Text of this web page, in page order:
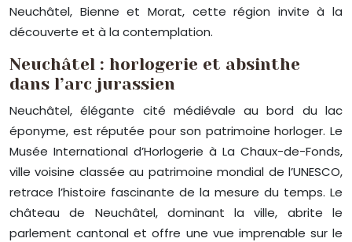
Neuchâtel, Bienne et Morat, cette région invite à la
découverte et à la contemplation.
Neuchâtel : horlogerie et absinthe
dans l’arc jurassien
Neuchâtel, élégante cité médiévale au bord du lac
éponyme, est réputée pour son patrimoine horloger. Le
Musée International d’Horlogerie à La Chaux-de-Fonds,
ville voisine classée au patrimoine mondial de l’UNESCO,
retrace l’histoire fascinante de la mesure du temps. Le
château de Neuchâtel, dominant la ville, abrite le
parlement cantonal et offre une vue imprenable sur le